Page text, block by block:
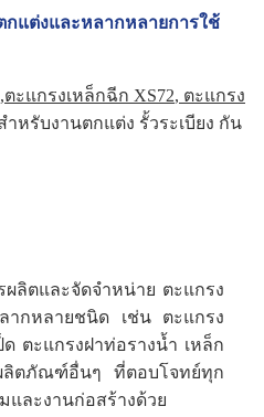
กแต่งและหลากหลายการใช้
,ตะแกรงเหล็กฉีก XS72, ตะแกรง
ำหรับงานตกแต่ง รั้วระเบียง กัน
ผลิตและจัดจำหน่าย ตะแกรง
ากหลายชนิด เช่น ตะแกรง
ด ตะแกรงฝาท่อรางน้ำ เหล็ก
ลิตภัณฑ์อื่นๆ ที่ตอบโจทย์ทุก
และงานก่อสร้างด้วย